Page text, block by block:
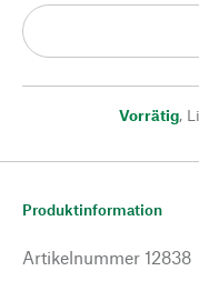
Vorrätig,
Produktinformation
Artikelnummer 12838